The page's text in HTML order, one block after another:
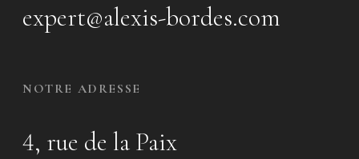
expert@alexis-bordes.com
NOTRE ADRESSE
4, rue de la Paix